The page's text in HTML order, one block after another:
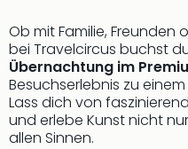
Ob mit Familie, Freunden
bei Travelcircus buchst
Übernachtung im
Besuchserlebnis zu
Lass dich von
und erlebe Kunst nicht
allen Sinnen.